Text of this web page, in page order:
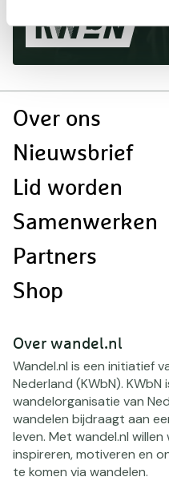
Doormat
Over ons
Nieuwsbrief
Lid worden
Samenwerken
Partners
Shop
Over wandel.nl
Wandel.nl is een initiatief
Nederland (KWbN).
wandelorganisatie van
wandelen bijdraagt aan
leven. Met wandel.nl
inspireren, motiveren en
te komen via wandelen.